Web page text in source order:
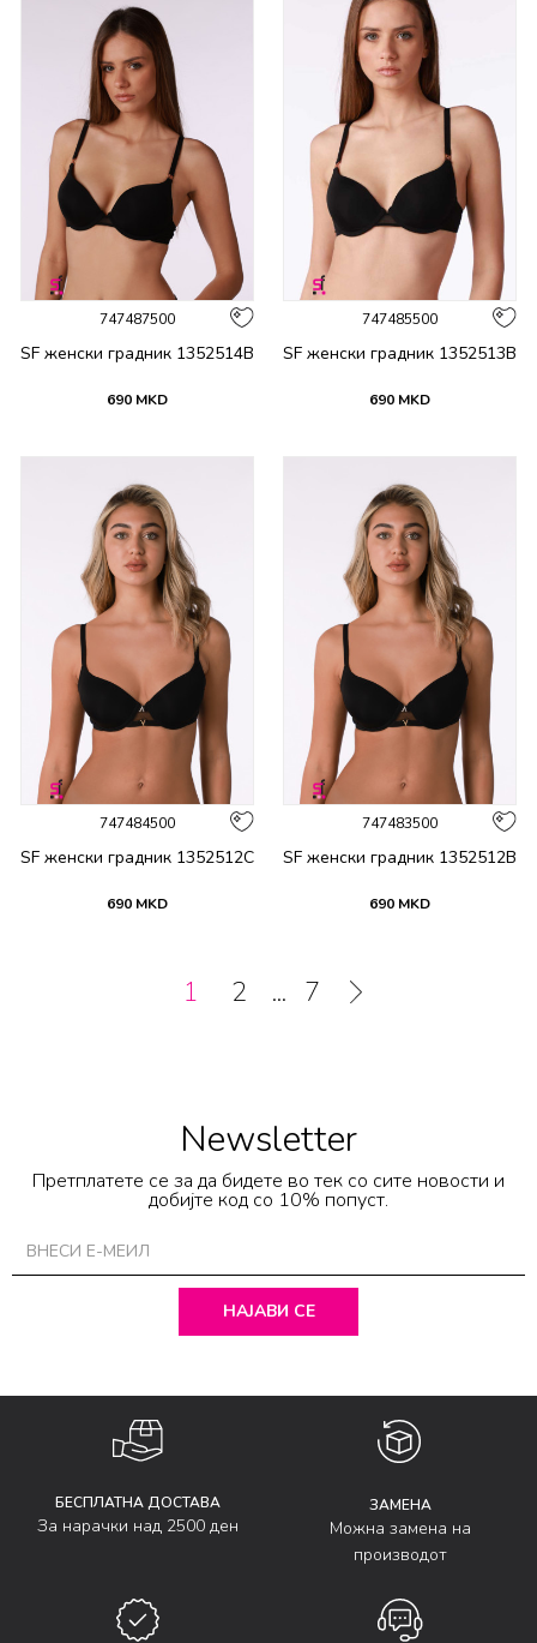
747487500
SF женски градник 1352514B
690 MKD
747485500
SF женски градник 1352513B
690 MKD
747484500
SF женски градник 1352512C
690 MKD
747483500
SF женски градник 1352512B
690 MKD
1 2 ... 7
Newsletter
Претплатете се за да бидете во тек со сите новости и
добијте код со 10% попуст.
НАЈАВИ СЕ
БЕСПЛАТНА ДОСТАВА
За нарачки над 2500 ден
ЗАМЕНА
Можна замена на
производот